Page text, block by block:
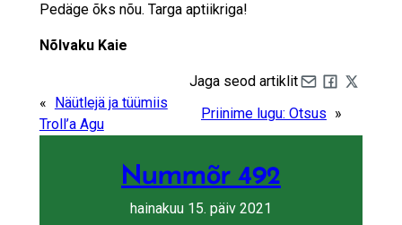
Pedäge õks nõu. Targa aptiikriga!
Nõlvaku Kaie
Jaga seod artiklit
« Näütlejä ja tüümiis
Troll’a Agu
Priinime lugu: Otsus »
Nummõr 492
hainakuu 15. päiv 2021